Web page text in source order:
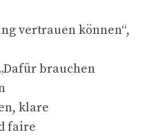
vertrauen können“,
brauchen
klare
faire